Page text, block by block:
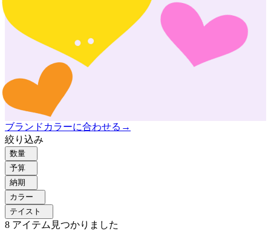
ブランドカラーに合わせる →
絞り込み
数量
予算
納期
カラー
テイスト
8 アイテム見つかりました